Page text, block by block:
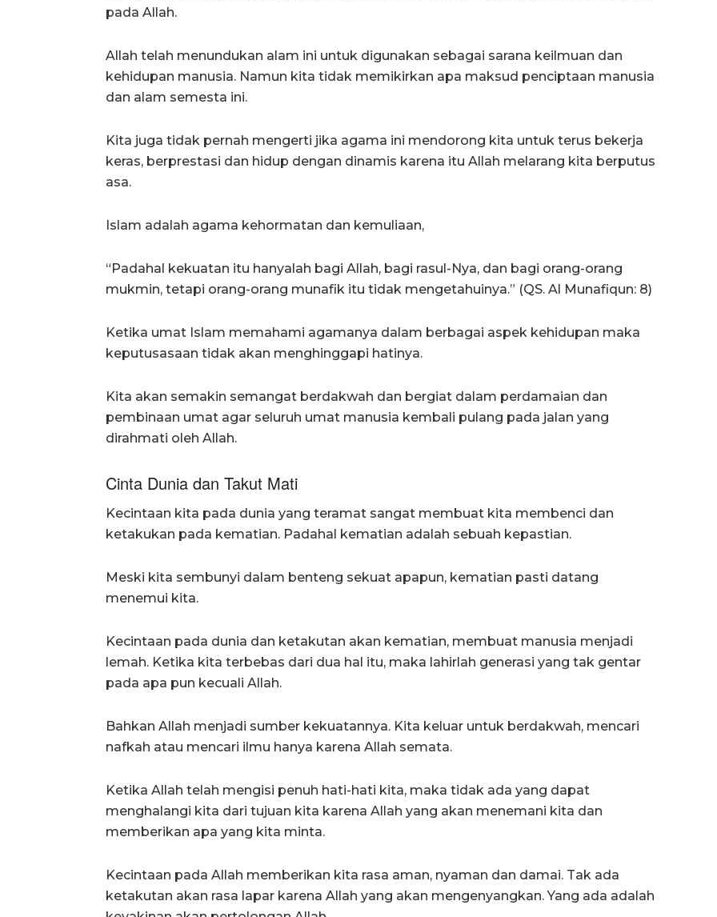
pada Allah.
Allah telah menundukan alam ini untuk digunakan sebagai sarana keilmuan dan
kehidupan manusia. Namun kita tidak memikirkan apa maksud penciptaan manusia
dan alam semesta ini.
Kita juga tidak pernah mengerti jika agama ini mendorong kita untuk terus bekerja
keras, berprestasi dan hidup dengan dinamis karena itu Allah melarang kita berputus
asa.
Islam adalah agama kehormatan dan kemuliaan,
“Padahal kekuatan itu hanyalah bagi Allah, bagi rasul-Nya, dan bagi orang-orang
mukmin, tetapi orang-orang munafik itu tidak mengetahuinya.” (QS. Al Munafiqun: 8)
Ketika umat Islam memahami agamanya dalam berbagai aspek kehidupan maka
keputusasaan tidak akan menghinggapi hatinya.
Kita akan semakin semangat berdakwah dan bergiat dalam perdamaian dan
pembinaan umat agar seluruh umat manusia kembali pulang pada jalan yang
dirahmati oleh Allah.
Cinta Dunia dan Takut Mati
Kecintaan kita pada dunia yang teramat sangat membuat kita membenci dan
ketakukan pada kematian. Padahal kematian adalah sebuah kepastian.
Meski kita sembunyi dalam benteng sekuat apapun, kematian pasti datang
menemui kita.
Kecintaan pada dunia dan ketakutan akan kematian, membuat manusia menjadi
lemah. Ketika kita terbebas dari dua hal itu, maka lahirlah generasi yang tak gentar
pada apa pun kecuali Allah.
Bahkan Allah menjadi sumber kekuatannya. Kita keluar untuk berdakwah, mencari
nafkah atau mencari ilmu hanya karena Allah semata.
Ketika Allah telah mengisi penuh hati-hati kita, maka tidak ada yang dapat
menghalangi kita dari tujuan kita karena Allah yang akan menemani kita dan
memberikan apa yang kita minta.
Kecintaan pada Allah memberikan kita rasa aman, nyaman dan damai. Tak ada
ketakutan akan rasa lapar karena Allah yang akan mengenyangkan. Yang ada adalah